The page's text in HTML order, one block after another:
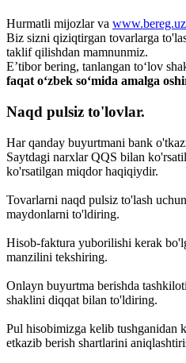
Hurmatli mijozlar va www.bereg.uz
Biz sizni qiziqtirgan tovarlarga
taklif qilishdan mamnunmiz.
Eʼtibor bering, tanlangan toʻlov
faqat oʻzbek soʻmida amalga
Naqd pulsiz to'lovlar.
Har qanday buyurtmani bank
Saytdagi narxlar QQS bilan
ko'rsatilgan miqdor haqiqiydir.
Tovarlarni naqd pulsiz to'lash
maydonlarni to'ldiring.
Hisob-faktura yuborilishi kerak
manzilini tekshiring.
Onlayn buyurtma berishda
shaklini diqqat bilan to'ldiring.
Pul hisobimizga kelib tushganidan
etkazib berish shartlarini